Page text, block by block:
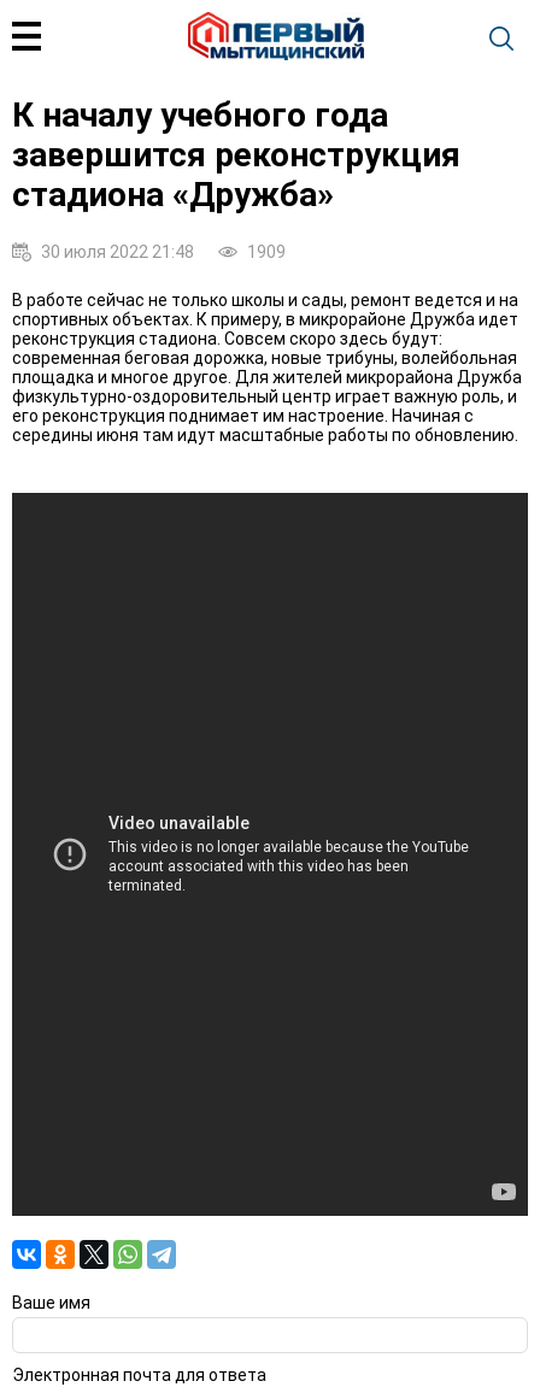
К началу учебного года
завершится реконструкция
стадиона «Дружба»
30 июля 2022 21:48 1909
В работе сейчас не только школы и сады, ремонт ведется и на
спортивных объектах. К примеру, в микрорайоне Дружба идет
реконструкция стадиона. Совсем скоро здесь будут:
современная беговая дорожка, новые трибуны, волейбольная
площадка и многое другое. Для жителей микрорайона Дружба
физкультурно-оздоровительный центр играет важную роль, и
его реконструкция поднимает им настроение. Начиная с
середины июня там идут масштабные работы по обновлению.
Ваше имя
Электронная почта для ответа